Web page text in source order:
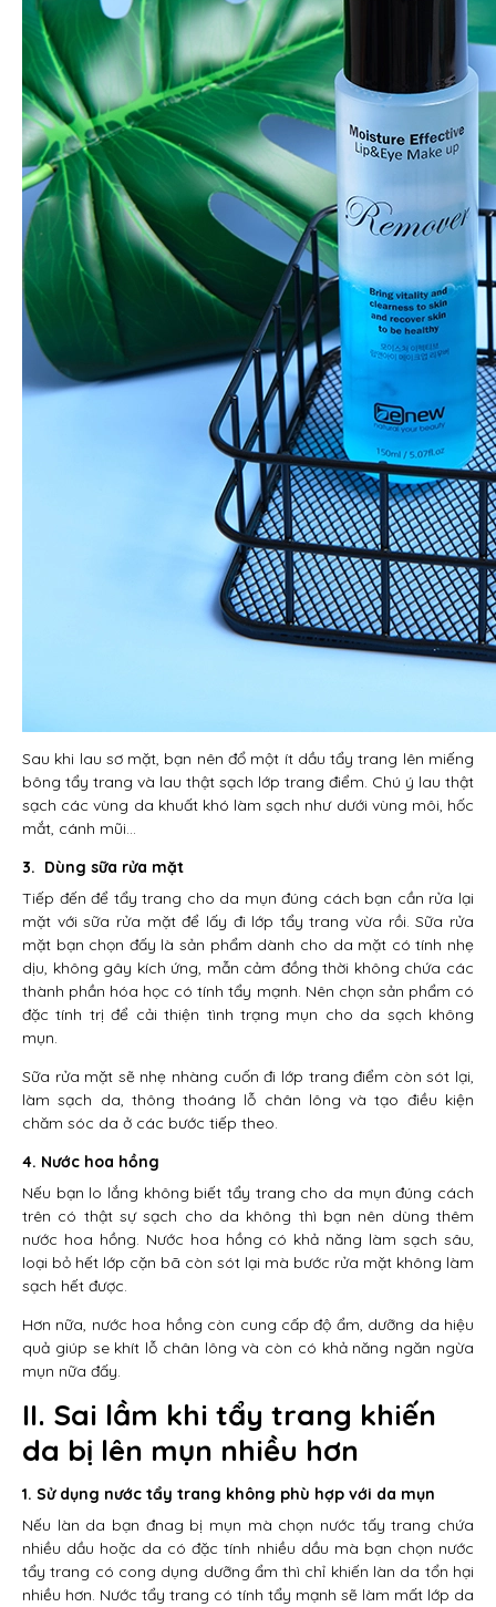
Sau khi lau sơ mặt, bạn nên đổ một ít dầu tẩy trang lên miếng
bông tẩy trang và lau thật sạch lớp trang điểm. Chú ý lau thật
sạch các vùng da khuất khó làm sạch như dưới vùng môi, hốc
mắt, cánh mũi…
3. Dùng sữa rửa mặt
Tiếp đến để tẩy trang cho da mụn đúng cách bạn cần rửa lại
mặt với sữa rửa mặt để lấy đi lớp tẩy trang vừa rồi. Sữa rửa
mặt bạn chọn đấy là sản phẩm dành cho da mặt có tính nhẹ
dịu, không gây kích ứng, mẫn cảm đồng thời không chứa các
thành phần hóa học có tính tẩy mạnh. Nên chọn sản phẩm có
đặc tính trị để cải thiện tình trạng mụn cho da sạch không
mụn.
Sữa rửa mặt sẽ nhẹ nhàng cuốn đi lớp trang điểm còn sót lại,
làm sạch da, thông thoáng lỗ chân lông và tạo điều kiện
chăm sóc da ở các bước tiếp theo.
4. Nước hoa hồng
Nếu bạn lo lắng không biết tẩy trang cho da mụn đúng cách
trên có thật sự sạch cho da không thì bạn nên dùng thêm
nước hoa hồng. Nước hoa hồng có khả năng làm sạch sâu,
loại bỏ hết lớp cặn bã còn sót lại mà bước rửa mặt không làm
sạch hết được.
Hơn nữa, nước hoa hồng còn cung cấp độ ẩm, dưỡng da hiệu
quả giúp se khít lỗ chân lông và còn có khả năng ngăn ngừa
mụn nữa đấy.
II. Sai lầm khi tẩy trang khiến
da bị lên mụn nhiều hơn
1. Sử dụng nước tẩy trang không phù hợp với da mụn
Nếu làn da bạn đnag bị mụn mà chọn nước tấy trang chứa
nhiều dầu hoặc da có đặc tính nhiều dầu mà bạn chọn nước
tẩy trang có cong dụng dưỡng ẩm thì chỉ khiến làn da tổn hại
nhiều hơn. Nước tẩy trang có tính tẩy mạnh sẽ làm mất lớp da